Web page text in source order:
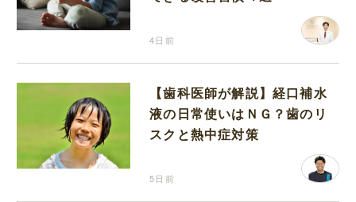
4日前
【歯科医師が解説】経口補水
液の日常使いはＮＧ？歯のリ
スクと熱中症対策
5日前